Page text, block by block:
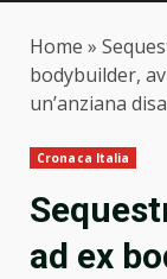
Home »
bodybuilder,
un’anziana
Cronaca Italia
ad ex